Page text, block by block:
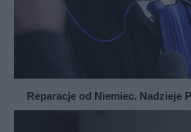
Reparacje od Niemiec. Nadzieje